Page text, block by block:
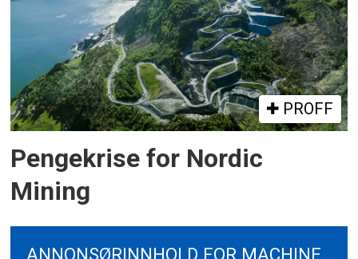
PROFF
Pengekrise for Nordic
Mining
ANNONSØRINNHOLD FOR MACHINE